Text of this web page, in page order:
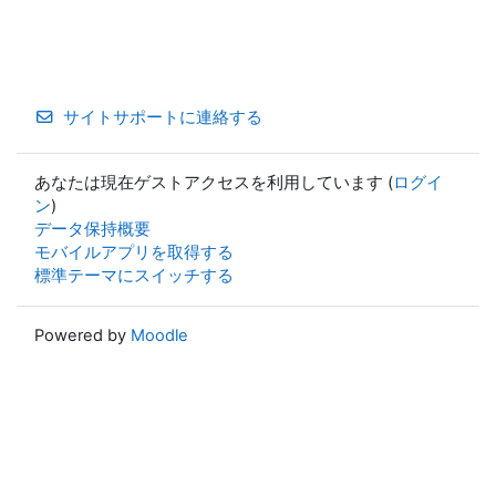
サイトサポートに連絡する
あなたは現在ゲストアクセスを利用しています (ログイ
ン)
データ保持概要
モバイルアプリを取得する
標準テーマにスイッチする
Powered by Moodle